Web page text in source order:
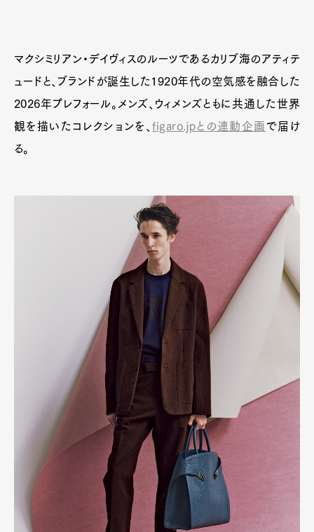
マクシミリアン・デイヴィスのルーツであるカリブ海のアティテ
ュードと、ブランドが誕生した1920年代の空気感を融合した
2026年プレフォール。メンズ、ウィメンズともに共通した世界
観を描いたコレクションを、figaro.jpとの連動企画 で届け
る。